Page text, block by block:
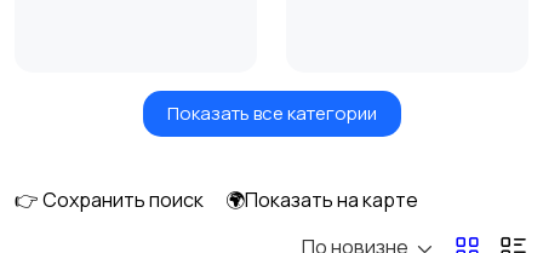
Красота и здоровье1
Транспорт,
Показать все категории
👉 Сохранить поиск
🌍Показать на карте
По новизне